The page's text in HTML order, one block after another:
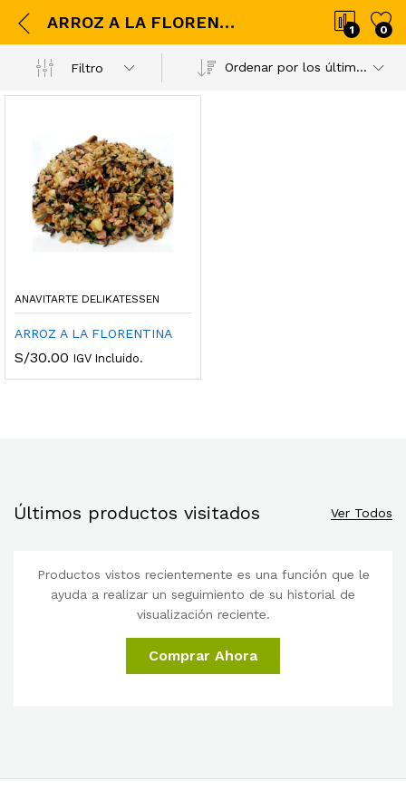
ARROZ A LA FLORENTINA 1 0
Filtro Ordenar por los últimos
ANAVITARTE DELIKATESSEN
ARROZ A LA FLORENTINA
S/30.00 IGV Incluido.
Últimos productos visitados Ver Todos
Productos vistos recientemente es una función que le
ayuda a realizar un seguimiento de su historial de
visualización reciente.
Comprar Ahora